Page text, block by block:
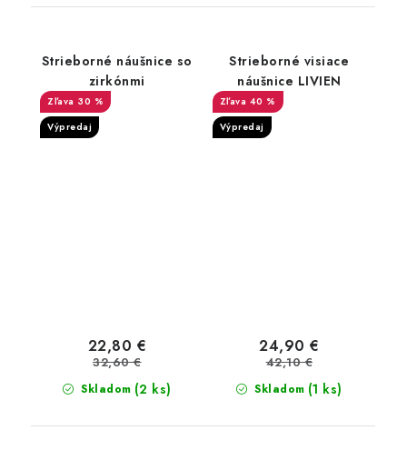
Strieborné náušnice so
zirkónmi
30 %
Výpredaj
Skladom (2 ks)
22,80 €
32,60 €
Strieborné visiace
náušnice LIVIEN
40 %
Výpredaj
Skladom (1 ks)
24,90 €
42,10 €